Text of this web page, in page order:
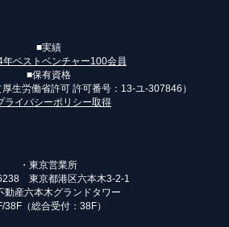
■実績
年ベストベンチャー100会員
■保有資格
生労働省許可 許可番号： 13-ユ-307846 ）
ライバシーポリシー取得
・東京営業所
東京都港区六本木3-2-1
動産六本木グランドタワー
38F（総合受付：38F）